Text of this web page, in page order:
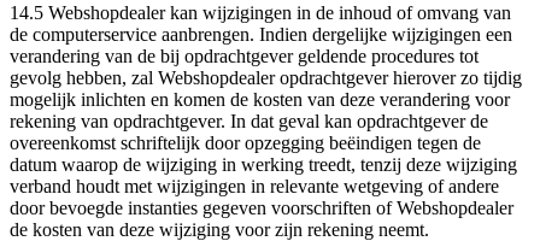
14.5 Webshopdealer kan wijzigingen in de inhoud of omvang van
de computerservice aanbrengen. Indien dergelijke wijzigingen een
verandering van de bij opdrachtgever geldende procedures tot
gevolg hebben, zal Webshopdealer opdrachtgever hierover zo tijdig
mogelijk inlichten en komen de kosten van deze verandering voor
rekening van opdrachtgever. In dat geval kan opdrachtgever de
overeenkomst schriftelijk door opzegging beëindigen tegen de
datum waarop de wijziging in werking treedt, tenzij deze wijziging
verband houdt met wijzigingen in relevante wetgeving of andere
door bevoegde instanties gegeven voorschriften of Webshopdealer
de kosten van deze wijziging voor zijn rekening neemt.